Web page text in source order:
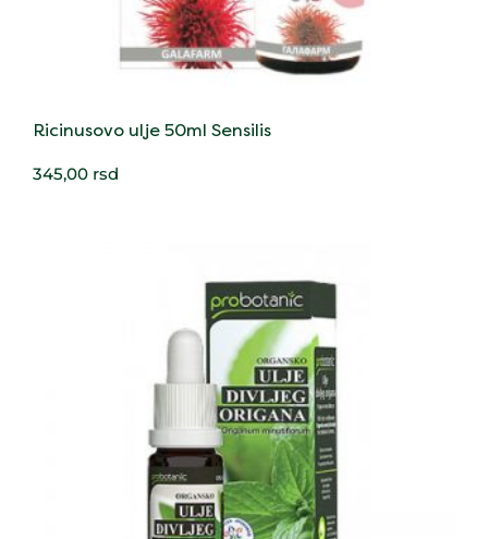
Ricinusovo ulje 50ml Sensilis
345,00 rsd